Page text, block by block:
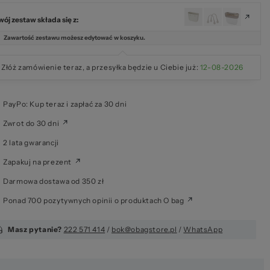
zestaw składa się z:
Zawartość zestawu możesz edytować w koszyku.
Złóż zamówienie teraz, a przesyłka będzie u Ciebie już: 12-08-2026
PayPo: Kup teraz i zapłać za 30 dni
Zwrot do 30 dni
2 lata gwarancji
Zapakuj na prezent
Darmowa dostawa od 350 zł
Ponad 700 pozytywnych opinii o produktach O bag
Masz pytanie? 222 571 414 / bok@obagstore.pl / WhatsApp